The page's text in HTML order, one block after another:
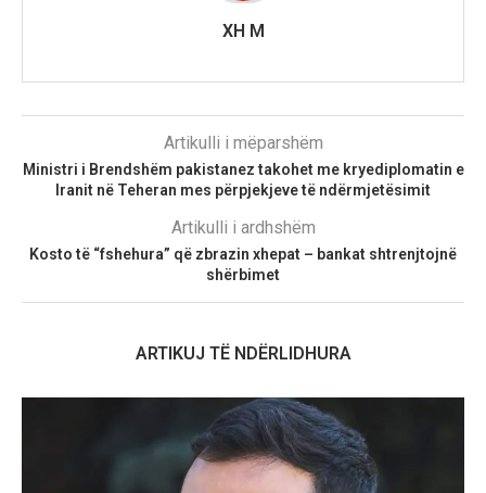
XH M
Artikulli i mëparshëm
Ministri i Brendshëm pakistanez takohet me kryediplomatin e
Iranit në Teheran mes përpjekjeve të ndërmjetësimit
Artikulli i ardhshëm
Kosto të “fshehura” që zbrazin xhepat – bankat shtrenjtojnë
shërbimet
ARTIKUJ TË NDËRLIDHURA